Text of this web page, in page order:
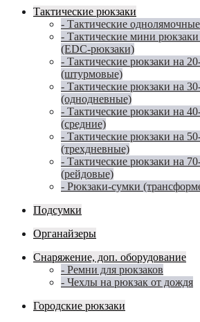
Тактические рюкзаки
- Тактические
- Тактические мини
(EDC-рюкзаки)
- Тактические рюкзаки на
(штурмовые)
- Тактические рюкзаки на
(однодневные)
- Тактические рюкзаки на
(средние)
- Тактические рюкзаки на
(трехдневные)
- Тактические рюкзаки на
(рейдовые)
- Рюкзаки-сумки
Подсумки
Органайзеры
Снаряжение, доп. оборудование
- Ремни для рюкзаков
- Чехлы на рюкзак от дождя
Городские рюкзаки